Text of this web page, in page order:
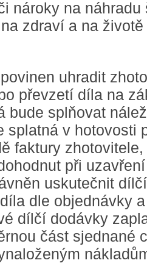
nároky na náhradu
zdraví a na
uhradit
převzetí díla na
bude splňovat
splatná v hotovosti
faktury
při
uskutečnit
dle objednávky
dílčí dodávky
část sjednané